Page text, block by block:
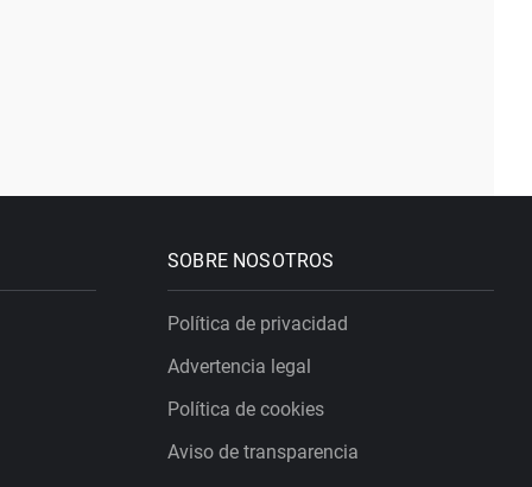
SOBRE NOSOTROS
Política de privacidad
Advertencia legal
Política de cookies
Aviso de transparencia